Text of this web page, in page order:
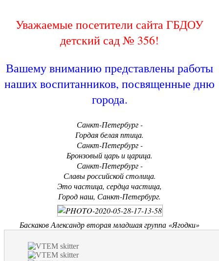
Уважаемые посетители сайта ГБДОУ
детский сад № 356!
Вашему вниманию представлены работы
наших воспитанников, посвященные дню
города.
Санкт-Петербург -
Гордая белая птица.
Санкт-Петербург -
Бронзовый царь и царица.
Санкт-Петербург -
Славы российской столица.
Это частица, сердца частица,
Город наш, Санкт-Петербург.
Баскаков Александр вторая младшая группа «Ягодки»